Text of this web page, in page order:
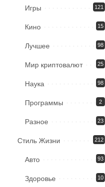
Игры 121
Кино 15
Лучшее 98
Мир криптовалют 25
Наука 98
Программы 2
Разное 23
Стиль Жизни 212
Авто 93
Здоровье 10